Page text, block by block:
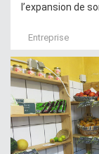
l’expansion de
Entreprise